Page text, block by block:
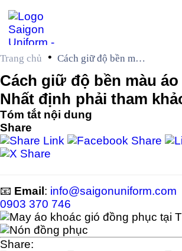
Trang chủ • Cách giữ độ bền màu
áo thun – Nhất định
phải tham khảo.
Cách giữ độ bền màu
Nhất định phải tham
Tóm tắt nội dung
Share
📧 Email: info@saigonuniform.com
0903 370 746
Share: